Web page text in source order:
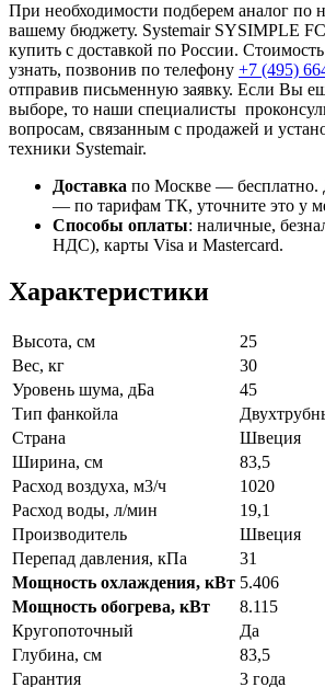
При необходимости подберем аналог по
вашему бюджету. Systemair SYSIMPLE
купить с доставкой по России.
узнать, позвонив по телефону +7 (495)
отправив письменную заявку. Если Вы
выборе, то наши специалисты
вопросам, связанным с продажей и
техники Systemair.
Доставка по Москве — бесплатно.
— по тарифам ТК, уточните это у
Способы оплаты: наличные,
НДС), карты Visa и Mastercard.
Характеристики
Высота, см
25
Вес, кг
30
Уровень шума, дБа
45
Тип фанкойла
Страна
Швеция
Ширина, см
83,5
Расход воздуха, м3/ч
1020
Расход воды, л/мин
19,1
Производитель
Швеция
Перепад давления, кПа
31
Мощность охлаждения, кВт 5.406
Мощность обогрева, кВт
8.115
Кругопоточный
Да
Глубина, см
83,5
Гарантия
3 года